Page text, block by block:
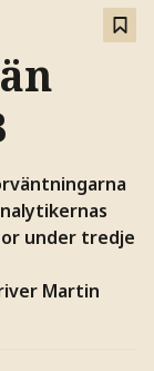
under tredje
Martin